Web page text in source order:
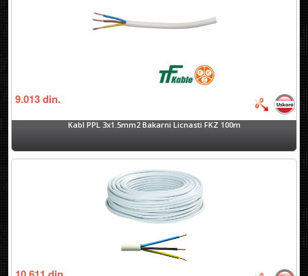
9.013din.
Kabl PPL 3x1.5mm2 Bakarni Licnasti FKZ 100m